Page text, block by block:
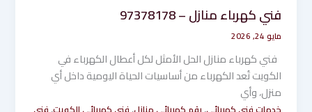
فني كهرباء منازل – 97378178
مايو 24, 2026
فني كهرباء منازل الحل الأمثل لكل أعطال الكهرباء في
الكويت تُعد الكهرباء من أساسيات الحياة اليومية داخل أي
منزل، وأي